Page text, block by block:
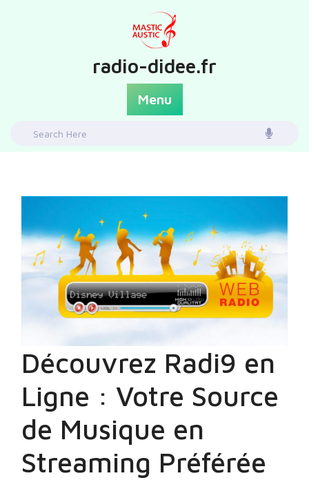
radio-didee.fr
Menu
Search
Découvrez Radi9 en
Ligne : Votre Source
de Musique en
Streaming Préférée